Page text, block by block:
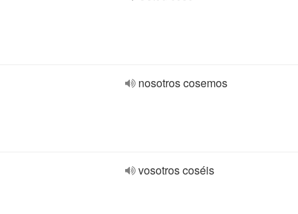
nosotros cosemos
vosotros coséis